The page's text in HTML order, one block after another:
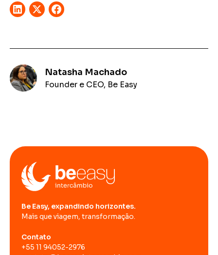
Natasha Machado
Founder e CEO, Be Easy
Be Easy, expandindo horizontes.
Mais que viagem, transformação.
Contato
+55 11 94052-2976